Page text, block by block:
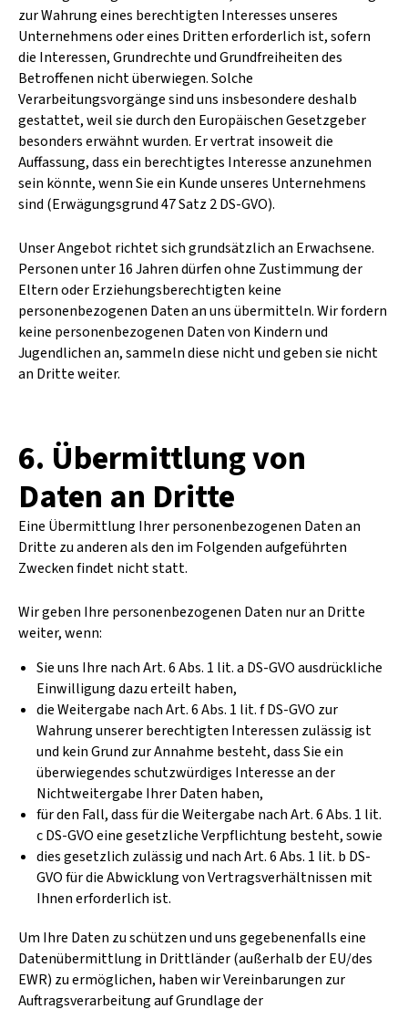
zur Wahrung eines berechtigten Interesses unseres
Unternehmens oder eines Dritten erforderlich ist, sofern
die Interessen, Grundrechte und Grundfreiheiten des
Betroffenen nicht überwiegen. Solche
Verarbeitungsvorgänge sind uns insbesondere deshalb
gestattet, weil sie durch den Europäischen Gesetzgeber
besonders erwähnt wurden. Er vertrat insoweit die
Auffassung, dass ein berechtigtes Interesse anzunehmen
sein könnte, wenn Sie ein Kunde unseres Unternehmens
sind (Erwägungsgrund 47 Satz 2 DS-GVO).
Unser Angebot richtet sich grundsätzlich an Erwachsene.
Personen unter 16 Jahren dürfen ohne Zustimmung der
Eltern oder Erziehungsberechtigten keine
personenbezogenen Daten an uns übermitteln. Wir fordern
keine personenbezogenen Daten von Kindern und
Jugendlichen an, sammeln diese nicht und geben sie nicht
an Dritte weiter.
6. Übermittlung von
Daten an Dritte
Eine Übermittlung Ihrer personenbezogenen Daten an
Dritte zu anderen als den im Folgenden aufgeführten
Zwecken findet nicht statt.
Wir geben Ihre personenbezogenen Daten nur an Dritte
weiter, wenn:
Sie uns Ihre nach Art. 6 Abs. 1 lit. a DS-GVO ausdrückliche
Einwilligung dazu erteilt haben,
die Weitergabe nach Art. 6 Abs. 1 lit. f DS-GVO zur
Wahrung unserer berechtigten Interessen zulässig ist
und kein Grund zur Annahme besteht, dass Sie ein
überwiegendes schutzwürdiges Interesse an der
Nichtweitergabe Ihrer Daten haben,
für den Fall, dass für die Weitergabe nach Art. 6 Abs. 1 lit.
c DS-GVO eine gesetzliche Verpflichtung besteht, sowie
dies gesetzlich zulässig und nach Art. 6 Abs. 1 lit. b DS-
GVO für die Abwicklung von Vertragsverhältnissen mit
Ihnen erforderlich ist.
Um Ihre Daten zu schützen und uns gegebenenfalls eine
Datenübermittlung in Drittländer (außerhalb der EU/des
EWR) zu ermöglichen, haben wir Vereinbarungen zur
Auftragsverarbeitung auf Grundlage der